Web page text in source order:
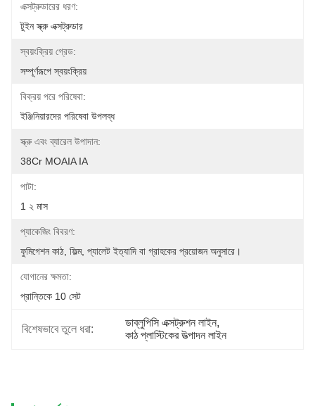
এক্সট্রুডারের ধরণ:
টুইন স্ক্রু এক্সট্রুডার
স্বয়ংক্রিয় গ্রেড:
সম্পূর্ণরূপে স্বয়ংক্রিয়
বিক্রয় পরে পরিষেবা:
ইঞ্জিনিয়ারদের পরিষেবা উপলব্ধ
স্ক্রু এবং ব্যারেল উপাদান:
38Cr MOAIA IA
পাটা:
1 ২ মাস
প্যাকেজিং বিবরণ:
ফুমিগেশন কাঠ, ফিল্ম, প্যালেট ইত্যাদি বা গ্রাহকের প্রয়োজন অনুসারে।
যোগানের ক্ষমতা:
প্রান্তিকে 10 সেট
বিশেষভাবে তুলে ধরা:
ডাব্লুপিসি এক্সট্রুশন লাইন,
কাঠ প্লাস্টিকের উত্পাদন লাইন